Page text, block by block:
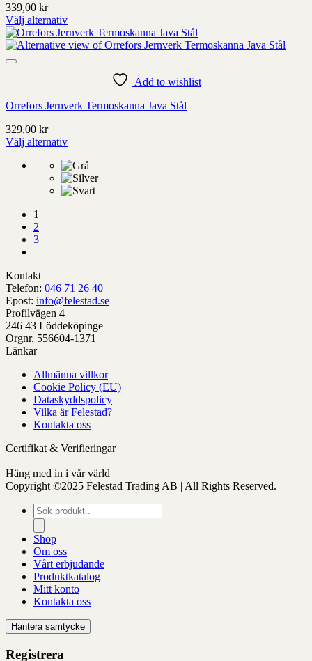
339,00 kr
Välj alternativ
Denna
produkt
har
väljas
produktens
sida
Add to wishlist
Orrefors Jernverk Termoskanna Java Stål
329,00 kr
Välj alternativ
produkt
väljas
produktens
1
2
3
Kontakt
Telefon: 046 71 26 40
Epost: info@felestad.se
Profilvägen 4
246 43 Löddeköpinge
Orgnr. 556604-1371
Länkar
Allmänna villkor
Cookie Policy (EU)
Dataskyddspolicy
Vilka är Felestad?
Kontakta oss
Certifikat & Verifieringar
Häng med in i vår värld
Copyright ©2025 Felestad Trading AB | All Rights Reserved.
Produktsökning
Shop
Om oss
Vårt erbjudande
Produktkatalog
Mitt konto
Kontakta oss
Hantera samtycke
Registrera